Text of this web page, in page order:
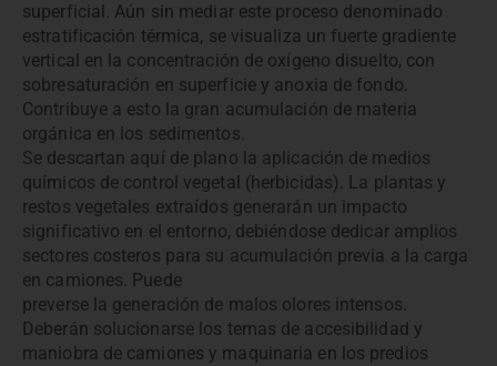
superficial. Aún sin mediar este proceso denominado
estratificación térmica, se visualiza un fuerte gradiente
vertical en la concentración de oxígeno disuelto, con
sobresaturación en superficie y anoxia de fondo.
Contribuye a esto la gran acumulación de materia
orgánica en los sedimentos.
Se descartan aquí de plano la aplicación de medios
químicos de control vegetal (herbicidas). La plantas y
restos vegetales extraídos generarán un impacto
significativo en el entorno, debiéndose dedicar amplios
sectores costeros para su acumulación previa a la carga
en camiones. Puede
preverse la generación de malos olores intensos.
Deberán solucionarse los temas de accesibilidad y
maniobra de camiones y maquinaria en los predios